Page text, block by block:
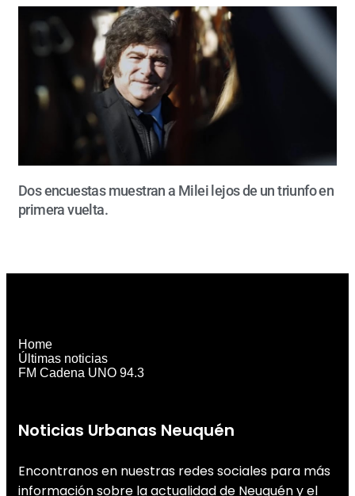
Dos encuestas muestran a Milei lejos de un triunfo en
primera vuelta.
Noticias Urbanas Neuquén
Encontranos en nuestras redes sociales para más
información sobre la actualidad de Neuquén y el
Home
Últimas noticias
FM Cadena UNO 94.3